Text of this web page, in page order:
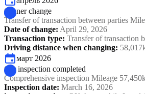
Owner change
Transfer of transaction between parties
Date of change: April 29, 2026
Transaction type: Transfer of transaction
Driving distance when changing:
март 2026
Car inspection completed
Comprehensive inspection Mileage
Inspection date: March 16, 2026